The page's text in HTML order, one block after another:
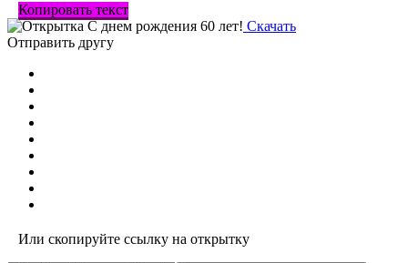
Копировать текст
Скачать
Отправить другу
Или скопируйте ссылку на открытку